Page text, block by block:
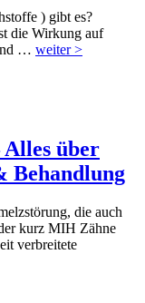
) gibt es?
die Wirkung auf
… weiter >
über
Behandlung
die auch
kurz MIH Zähne
verbreitete